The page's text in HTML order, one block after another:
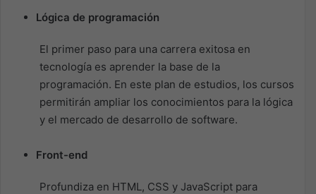
Lógica de programación
El primer paso para una carrera exitosa en
tecnología es aprender la base de la
programación. En este plan de estudios, los cursos
permitirán ampliar los conocimientos para la lógica
y el mercado de desarrollo de software.
Front-end
Profundiza en HTML, CSS y JavaScript para